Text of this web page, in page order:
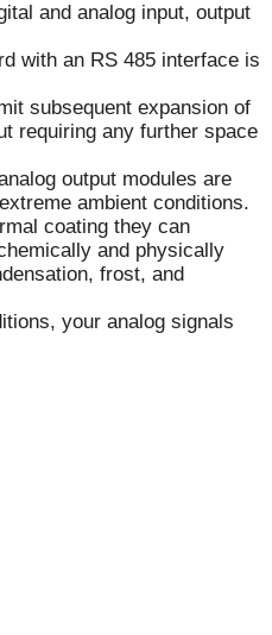
and analog input, output
with an RS 485 interface is
subsequent expansion of
requiring any further space
output modules are
ambient conditions.
coating they can
and physically
frost, and
your analog signals